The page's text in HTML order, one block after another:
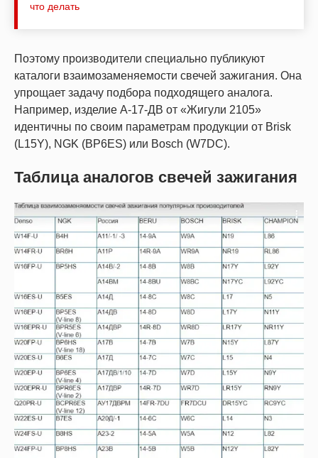
что делать
Поэтому производители специально публикуют
каталоги взаимозаменяемости свечей зажигания. Она
упрощает задачу подбора подходящего аналога.
Например, изделие А-17-ДВ от «Жигули 2105»
идентичны по своим параметрам продукции от Brisk
(L15Y), NGK (BP6ES) или Bosch (W7DC).
Таблица аналогов свечей зажигания